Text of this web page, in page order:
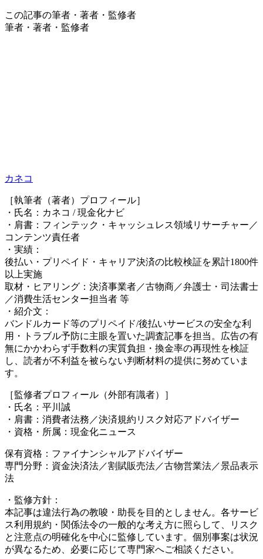
この記事の筆者・著者・監修者
筆者・著者・監修者
カネコ
［執筆者（著者）プロフィール］
・氏名：カネコ / 現金化ナビ
・肩書：フィンテック・キャッシュレス領域リサーチャー／
コンテンツ責任者
・実績：
後払い・プリペイド・キャリア決済の比較検証を累計1800件
以上実施
取材・ヒアリング：決済事業者／古物商／弁護士・司法書士
／消費生活センター担当者 等
・紹介文：
バンドルカード等のプリペイド/後払いサービスの安全な利
用・トラブル予防に主眼を置いた調査記事を担当。広告の有
無にかかわらず手数料の実質負担・換金率の再現性を検証
し、読者が不利益を被らない判断材料の提供に努めていま
す。
［監修者プロフィール（外部有識者）］
・氏名：平川誠
・肩書：消費者法務／決済規約リスク対応アドバイザー
・資格・所属：現金化ニュース
保有資格：ファイナンシャルアドバイザー
専門分野：資金決済法／割賦販売法／古物営業法／景品表示
法
・監修方針：
本記事は違法行為の教唆・助長を目的としません。各サービ
ス利用規約・関係法令の一般的な考え方に照らして、リスク
と注意点の明確化を中心に監修しています。個別事案は状況
が異なるため、必要に応じて専門家へご相談ください。